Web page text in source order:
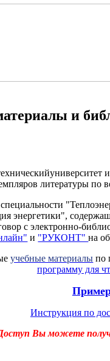
и
литературы по
энергетики",
с электронно-
и "РУКОНТ"на
учебные материалы по
программу для
Инструкция по
Вы можете